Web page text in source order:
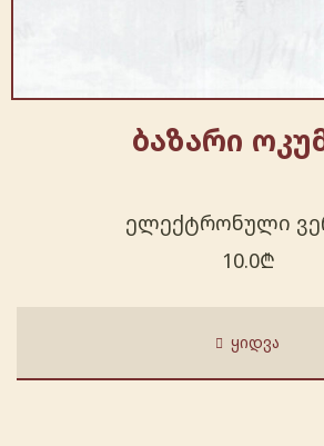
ბაზარი
ელექტრონული
10.0₾
ᲧᲘᲓᲕᲐ